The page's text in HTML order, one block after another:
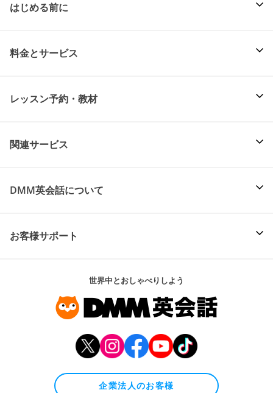
はじめる前に
料金とサービス
レッスン予約・教材
関連サービス
DMM英会話について
お客様サポート
世界中とおしゃべりしよう
企業法人のお客様